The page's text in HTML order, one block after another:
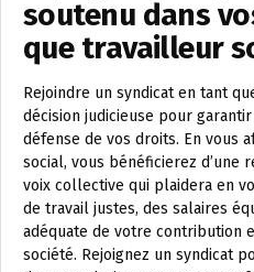
soutenu dans
que travailleur
Rejoindre un syndicat en tant
décision judicieuse pour
défense de vos droits. En vous
social, vous bénéficierez d’une
voix collective qui plaidera en
de travail justes, des salaires
adéquate de votre contribution
société. Rejoignez un syndicat